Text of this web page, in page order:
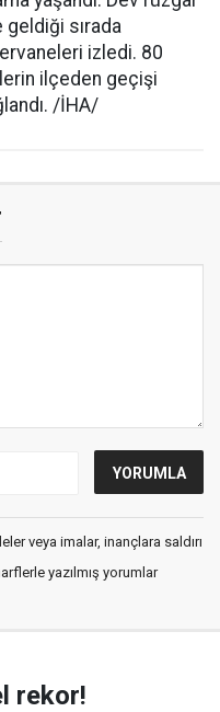
geldiği sırada
izledi. 80
ilçeden geçişi
/İHA/
veya imalar, inançlara saldırı
yazılmış yorumlar
rekor!